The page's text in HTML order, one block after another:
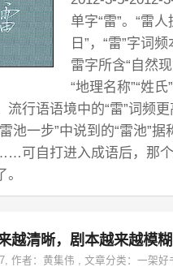
单字“雷”。“雷
日”，“雷”字词
雷字所含“自然
“地理名称”“姓氏
流行语语境中的“雷”词频
池一步”中说到的“雷池”据
可自打进入成语后，那
越清晰，剧本越来越模糊
, 作者：黄集伟 ,文章分类：一架好